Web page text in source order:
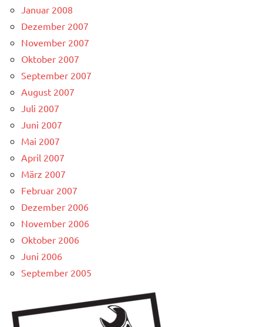
Januar 2008
Dezember 2007
November 2007
Oktober 2007
September 2007
August 2007
Juli 2007
Juni 2007
Mai 2007
April 2007
März 2007
Februar 2007
Dezember 2006
November 2006
Oktober 2006
Juni 2006
September 2005